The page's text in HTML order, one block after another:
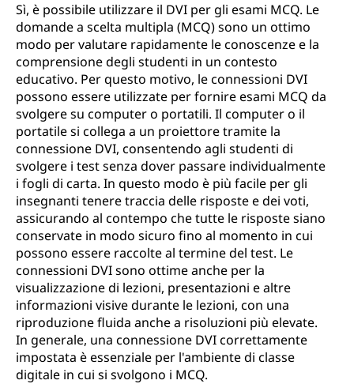
Sì, è possibile utilizzare il DVI per gli esami MCQ. Le
domande a scelta multipla (MCQ) sono un ottimo
modo per valutare rapidamente le conoscenze e la
comprensione degli studenti in un contesto
educativo. Per questo motivo, le connessioni DVI
possono essere utilizzate per fornire esami MCQ da
svolgere su computer o portatili. Il computer o il
portatile si collega a un proiettore tramite la
connessione DVI, consentendo agli studenti di
svolgere i test senza dover passare individualmente
i fogli di carta. In questo modo è più facile per gli
insegnanti tenere traccia delle risposte e dei voti,
assicurando al contempo che tutte le risposte siano
conservate in modo sicuro fino al momento in cui
possono essere raccolte al termine del test. Le
connessioni DVI sono ottime anche per la
visualizzazione di lezioni, presentazioni e altre
informazioni visive durante le lezioni, con una
riproduzione fluida anche a risoluzioni più elevate.
In generale, una connessione DVI correttamente
impostata è essenziale per l'ambiente di classe
digitale in cui si svolgono i MCQ.